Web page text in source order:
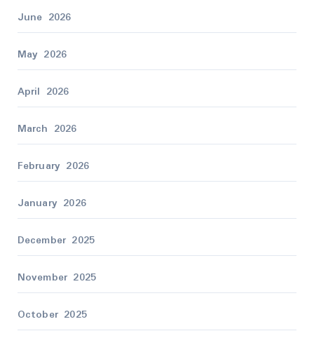
June 2026
May 2026
April 2026
March 2026
February 2026
January 2026
December 2025
November 2025
October 2025